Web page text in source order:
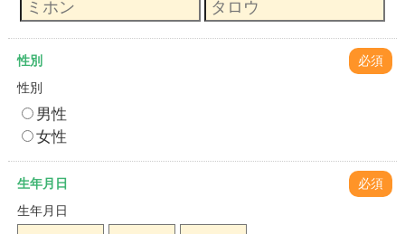
性別
必須
性別
男性
女性
生年月日
必須
生年月日